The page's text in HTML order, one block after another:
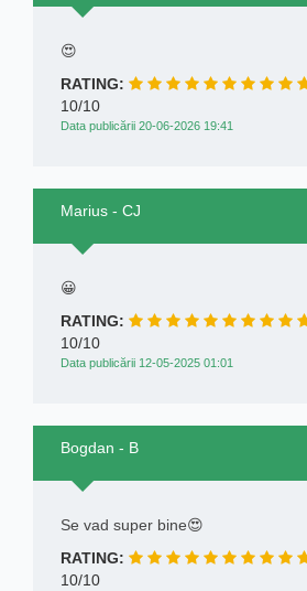
😍
RATING:
10/10
Data publicării 20-06-2026 19:41
Marius - CJ
😀
RATING:
10/10
Data publicării 12-05-2025 01:01
Bogdan - B
Se vad super bine😍
RATING:
10/10